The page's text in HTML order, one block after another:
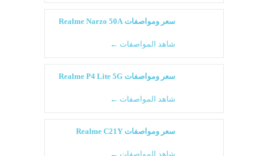
سعر ومواصفات Realme Narzo 50A
شاهد المواصفات ←
سعر ومواصفات Realme P4 Lite 5G
شاهد المواصفات ←
سعر ومواصفات Realme C21Y
شاهد المواصفات ←